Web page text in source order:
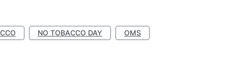
NO TOBACCO DAY OMS